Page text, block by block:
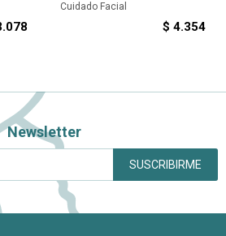
Cuidado Facial
$ 4.354
Newsletter
SUSCRIBIRME